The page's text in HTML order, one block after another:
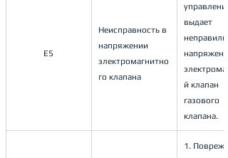
E5
Неисправность в
напряжении
электромагнитно
го клапана
управления
выдает
й клапан
газового
клапана.
1.